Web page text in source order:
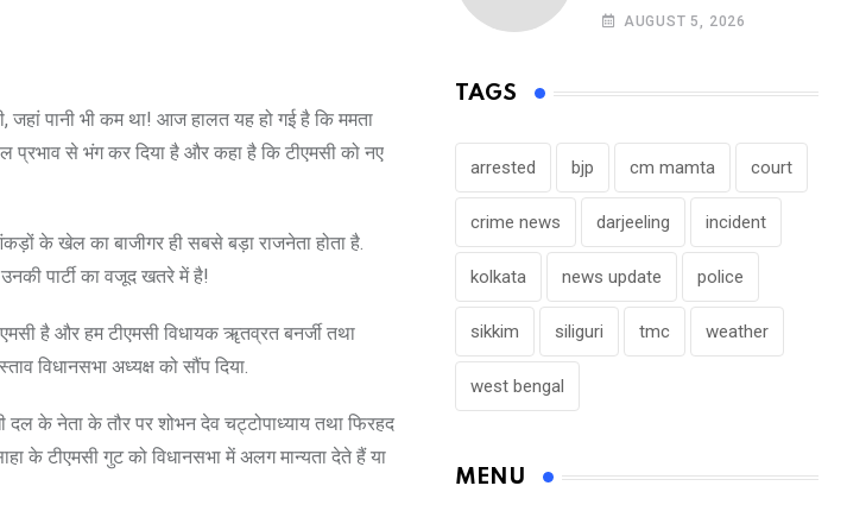
जहां पानी भी कम था! आज हालत यह हो गई है कि ममता
प्रभाव से भंग कर दिया है और कहा है कि टीएमसी को नए
के खेल का बाजीगर ही सबसे बड़ा राजनेता होता है.
पार्टी का वजूद खतरे में है!
है और हम टीएमसी विधायक ॠतव्रत बनर्जी तथा
विधानसभा अध्यक्ष को सौंप दिया.
दल के नेता के तौर पर शोभन देव चट्टोपाध्याय तथा फिरहद
के टीएमसी गुट को विधानसभा में अलग मान्यता देते हैं या
AUGUST 5, 2026
TAGS
arrested bjp cm mamta court
crime news darjeeling incident
kolkata news update police
sikkim siliguri tmc weather
west bengal
MENU